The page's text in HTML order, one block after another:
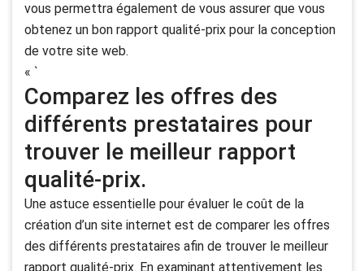
vous permettra également de vous assurer que vous
obtenez un bon rapport qualité-prix pour la conception
de votre site web.
« `
Comparez les offres des
différents prestataires pour
trouver le meilleur rapport
qualité-prix.
Une astuce essentielle pour évaluer le coût de la
création d’un site internet est de comparer les offres
des différents prestataires afin de trouver le meilleur
rapport qualité-prix. En examinant attentivement les